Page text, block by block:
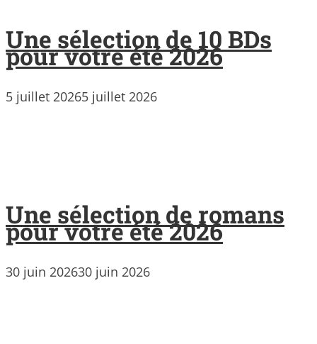
Une sélection de 10 BDs
pour votre été 2026
5 juillet 20265 juillet 2026
Une sélection de romans
pour votre été 2026
30 juin 202630 juin 2026